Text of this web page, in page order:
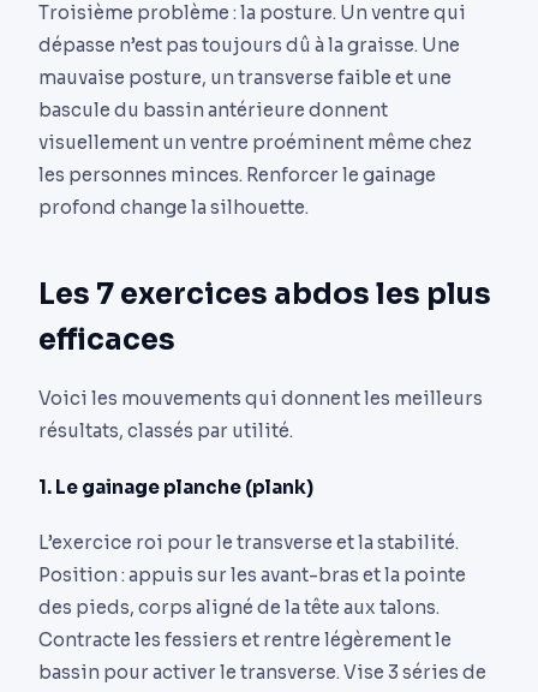
Troisième problème : la posture. Un ventre qui
dépasse n’est pas toujours dû à la graisse. Une
mauvaise posture, un transverse faible et une
bascule du bassin antérieure donnent
visuellement un ventre proéminent même chez
les personnes minces. Renforcer le gainage
profond change la silhouette.
Les 7 exercices abdos les plus
efficaces
Voici les mouvements qui donnent les meilleurs
résultats, classés par utilité.
1. Le gainage planche (plank)
L’exercice roi pour le transverse et la stabilité.
Position : appuis sur les avant-bras et la pointe
des pieds, corps aligné de la tête aux talons.
Contracte les fessiers et rentre légèrement le
bassin pour activer le transverse. Vise 3 séries de